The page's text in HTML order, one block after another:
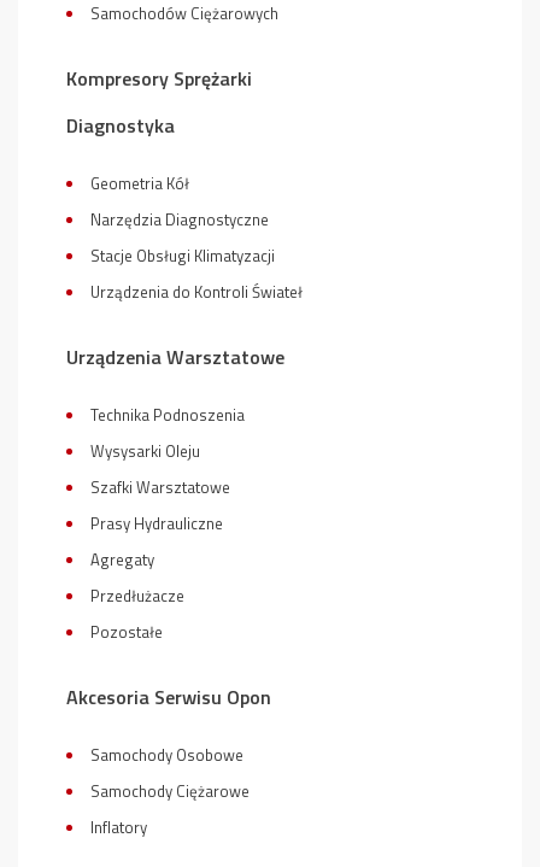
Samochodów Ciężarowych
Kompresory Sprężarki
Diagnostyka
Geometria Kół
Narzędzia Diagnostyczne
Stacje Obsługi Klimatyzacji
Urządzenia do Kontroli Świateł
Urządzenia Warsztatowe
Technika Podnoszenia
Wysysarki Oleju
Szafki Warsztatowe
Prasy Hydrauliczne
Agregaty
Przedłużacze
Pozostałe
Akcesoria Serwisu Opon
Samochody Osobowe
Samochody Ciężarowe
Inflatory